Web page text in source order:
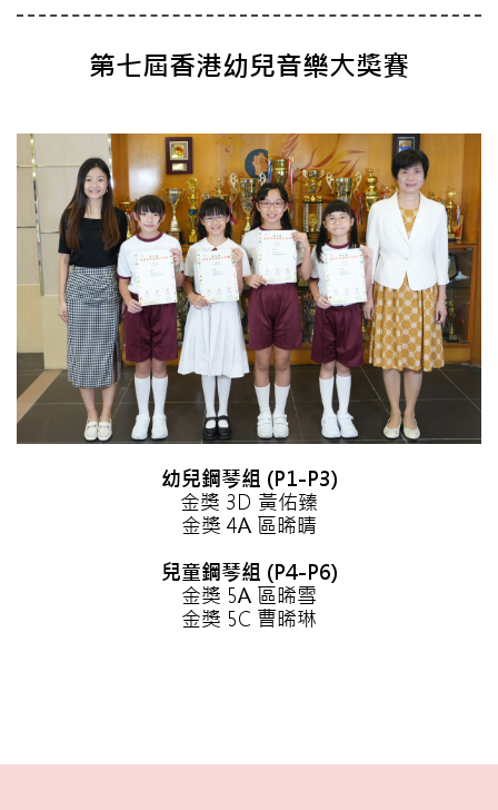
第七屆香港幼兒音樂大獎賽
幼兒鋼琴組 (P1-P3)
金獎 3D 黃佑臻
金獎 4A 區晞晴
兒童鋼琴組 (P4-P6)
金獎 5A 區晞雪
金獎 5C 曹晞琳